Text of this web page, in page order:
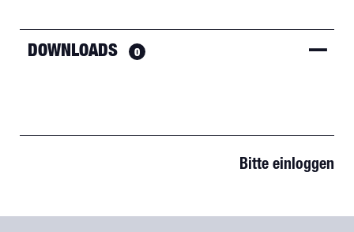
DOWNLOADS 0
Bitte einloggen